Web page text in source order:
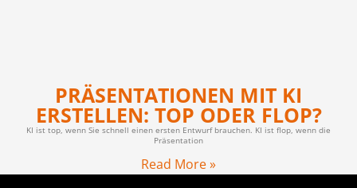
PRÄSENTATIONEN MIT KI
ERSTELLEN: TOP ODER FLOP?
KI ist top, wenn Sie schnell einen ersten Entwurf brauchen. KI ist flop, wenn die
Präsentation
Read More »